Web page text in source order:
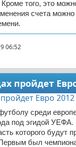
того, это
счета можно
06:52
пройдет
среди
под эгидой УЕФА.
которого будут
был